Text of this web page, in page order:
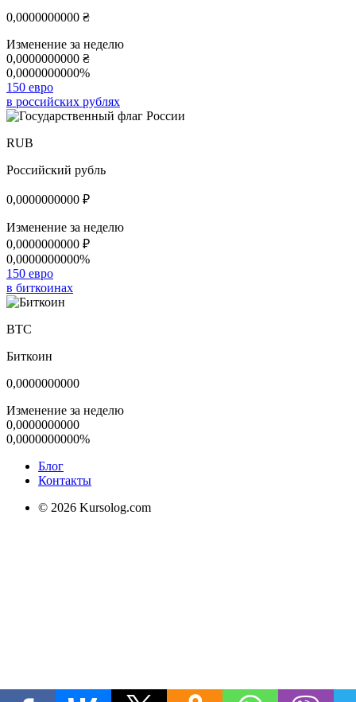
0,0000000000 ₴
Изменение за неделю
0,0000000000 ₴
0,0000000000%
150 евро
в российских рублях
RUB
Российский рубль
0,0000000000 ₽
Изменение за неделю
0,0000000000 ₽
0,0000000000%
150 евро
в биткоинах
BTC
Биткоин
0,0000000000
Изменение за неделю
0,0000000000
0,0000000000%
Блог
Контакты
© 2026 Kursolog.com